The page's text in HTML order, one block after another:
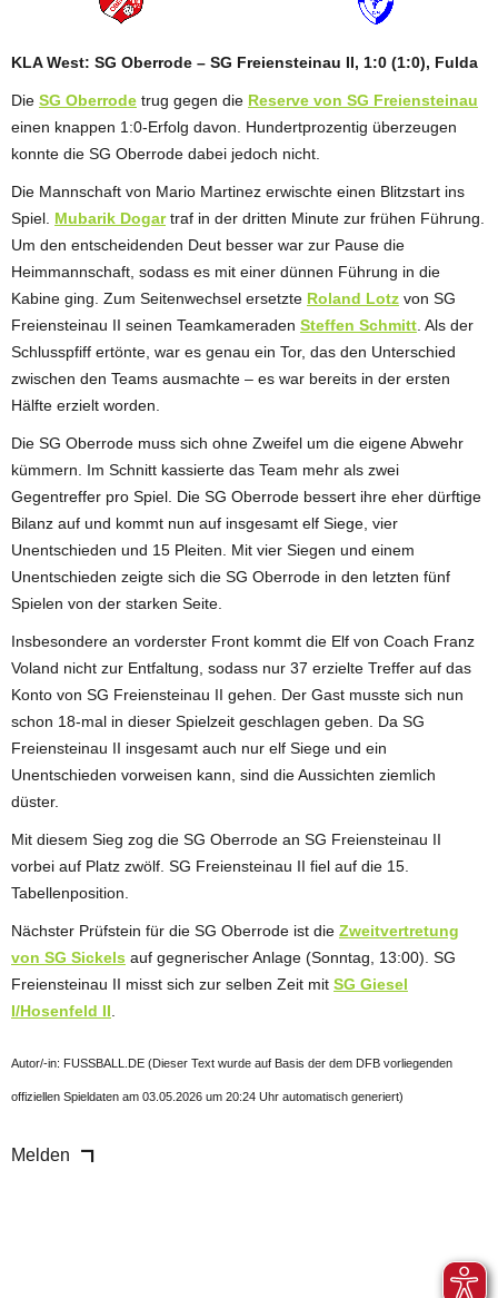
KLA West: SG Oberrode – SG Freiensteinau II, 1:0 (1:0), Fulda
Die SG Oberrode trug gegen die Reserve von SG Freiensteinau
einen knappen 1:0-Erfolg davon. Hundertprozentig überzeugen
konnte die SG Oberrode dabei jedoch nicht.
Die Mannschaft von Mario Martinez erwischte einen Blitzstart ins
Spiel. Mubarik Dogartraf in der dritten Minute zur frühen Führung.
Um den entscheidenden Deut besser war zur Pause die
Heimmannschaft, sodass es mit einer dünnen Führung in die
Kabine ging. Zum Seitenwechsel ersetzte Roland Lotz von SG
Freiensteinau II seinen Teamkameraden Steffen Schmitt . Als der
Schlusspfiff ertönte, war es genau ein Tor, das den Unterschied
zwischen den Teams ausmachte – es war bereits in der ersten
Hälfte erzielt worden.
Die SG Oberrode muss sich ohne Zweifel um die eigene Abwehr
kümmern. Im Schnitt kassierte das Team mehr als zwei
Gegentreffer pro Spiel. Die SG Oberrode bessert ihre eher dürftige
Bilanz auf und kommt nun auf insgesamt elf Siege, vier
Unentschieden und 15 Pleiten. Mit vier Siegen und einem
Unentschieden zeigte sich die SG Oberrode in den letzten fünf
Spielen von der starken Seite.
Insbesondere an vorderster Front kommt die Elf von Coach Franz
Voland nicht zur Entfaltung, sodass nur 37 erzielte Treffer auf das
Konto von SG Freiensteinau II gehen. Der Gast musste sich nun
schon 18-mal in dieser Spielzeit geschlagen geben. Da SG
Freiensteinau II insgesamt auch nur elf Siege und ein
Unentschieden vorweisen kann, sind die Aussichten ziemlich
düster.
Mit diesem Sieg zog die SG Oberrode an SG Freiensteinau II
vorbei auf Platz zwölf. SG Freiensteinau II fiel auf die 15.
Tabellenposition.
Nächster Prüfstein für die SG Oberrode ist die Zweitvertretung
von SG Sickels auf gegnerischer Anlage (Sonntag, 13:00). SG
Freiensteinau II misst sich zur selben Zeit mit SG Giesel
I/Hosenfeld II
Autor/-in: FUSSBALL.DE (Dieser Text wurde auf Basis der dem DFB vorliegenden
offiziellen Spieldaten am 03.05.2026 um 20:24 Uhr automatisch generiert)
Melden